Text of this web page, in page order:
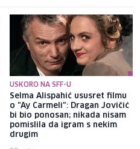
USKORO NA SFF-U
Selma Alispahić ususret filmu
o "Ay Carmeli": Dragan Jovičić
bi bio ponosan; nikada nisam
pomislila da igram s nekim
drugim